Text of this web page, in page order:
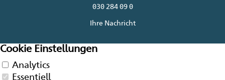
030 284 09 0
Ihre Nachricht
Cookie Einstellungen
Analytics
Essentiell